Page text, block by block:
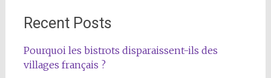
Recent Posts
Pourquoi les bistrots disparaissent-ils des
villages français ?